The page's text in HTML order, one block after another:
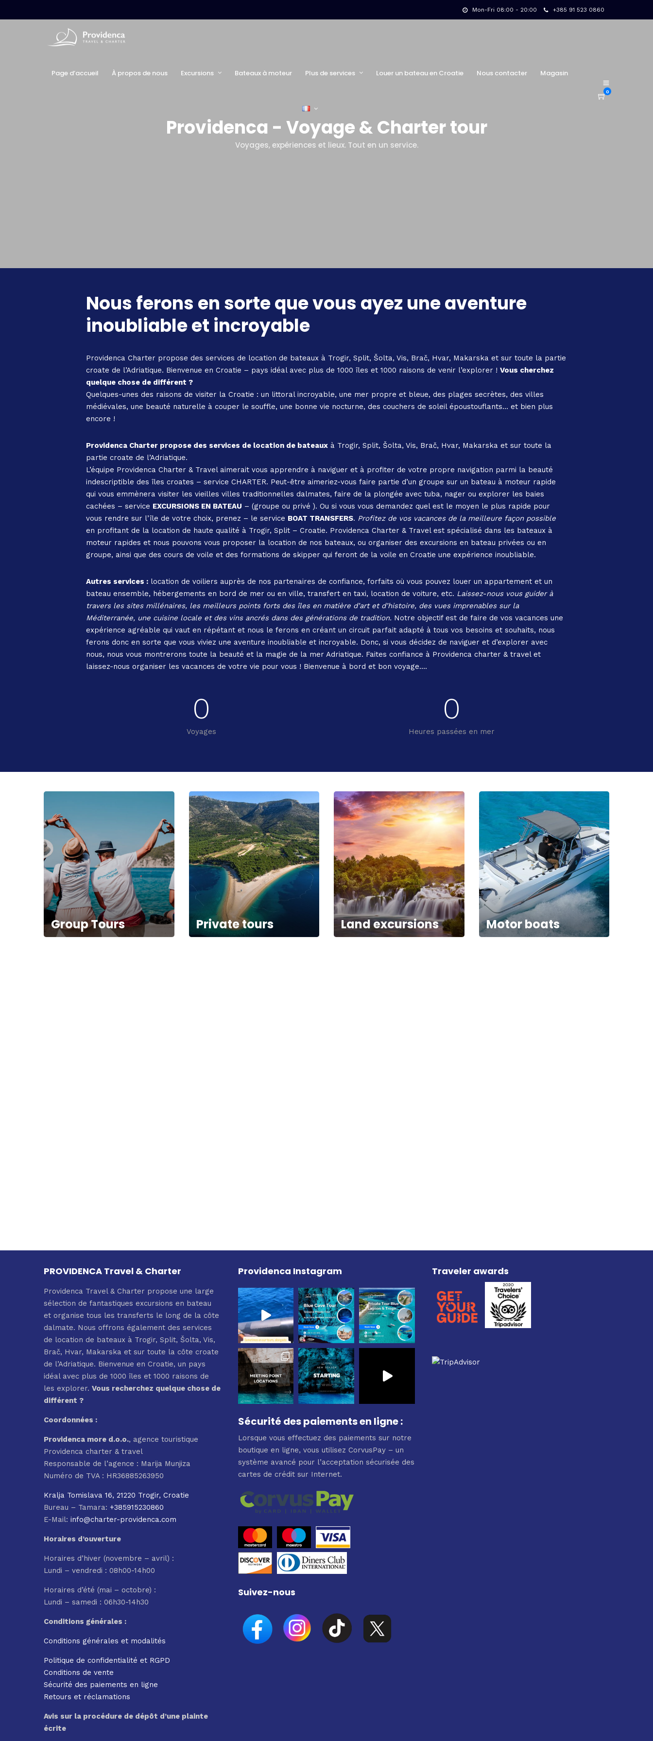
Mon-Fri 08:00 - 20:00 +385 91 523 0860
Page d’accueil À propos de nous Excursions Bateaux à moteur Plus de services Louer un bateau en Croatie Nous contacter Magasin
0
Providenca - Voyage & Charter tour
Voyages, expériences et lieux. Tout en un service.
Nous ferons en sorte que vous ayez une aventure
inoubliable et incroyable
Providenca Charter propose des services de location de bateaux à Trogir, Split, Šolta, Vis, Brač, Hvar, Makarska et sur toute la partie
croate de l’Adriatique. Bienvenue en Croatie – pays idéal avec plus de 1000 îles et 1000 raisons de venir l’explorer !Vous cherchez
quelque chose de différent ?
Quelques-unes des raisons de visiter la Croatie : un littoral incroyable, une mer propre et bleue, des plages secrètes, des villes
médiévales, une beauté naturelle à couper le souffle, une bonne vie nocturne, des couchers de soleil époustouflants… et bien plus
encore !
Providenca Charter propose des services de location de bateaux à Trogir, Split, Šolta, Vis, Brač, Hvar, Makarska et sur toute la
partie croate de l’Adriatique.
L’équipe Providenca Charter & Travel aimerait vous apprendre à naviguer et à profiter de votre propre navigation parmi la beauté
indescriptible des îles croates – service CHARTER. Peut-être aimeriez-vous faire partie d’un groupe sur un bateau à moteur rapide
qui vous emmènera visiter les vieilles villes traditionnelles dalmates, faire de la plongée avec tuba, nager ou explorer les baies
cachées – service EXCURSIONS EN BATEAU – (groupe ou privé ). Ou si vous vous demandez quel est le moyen le plus rapide pour
vous rendre sur l’île de votre choix, prenez – le service BOAT TRANSFERS. Profitez de vos vacances de la meilleure façon possible
en profitant de la location de haute qualité à Trogir, Split – Croatie. Providenca Charter & Travel est spécialisé dans les bateaux à
moteur rapides et nous pouvons vous proposer la location de nos bateaux, ou organiser des excursions en bateau privées ou en
groupe, ainsi que des cours de voile et des formations de skipper qui feront de la voile en Croatie une expérience inoubliable.
Autres services : location de voiliers auprès de nos partenaires de confiance, forfaits où vous pouvez louer un appartement et un
bateau ensemble, hébergements en bord de mer ou en ville, transfert en taxi, location de voiture, etc. Laissez-nous vous guider à
travers les sites millénaires, les meilleurs points forts des îles en matière d’art et d’histoire, des vues imprenables sur la
Méditerranée, une cuisine locale et des vins ancrés dans des générations de tradition. Notre objectif est de faire de vos vacances une
expérience agréable qui vaut en répétant et nous le ferons en créant un circuit parfait adapté à tous vos besoins et souhaits, nous
ferons donc en sorte que vous viviez une aventure inoubliable et incroyable. Donc, si vous décidez de naviguer et d’explorer avec
nous, nous vous montrerons toute la beauté et la magie de la mer Adriatique. Faites confiance à Providenca charter & travel et
laissez-nous organiser les vacances de votre vie pour vous ! Bienvenue à bord et bon voyage….
0
Voyages
0
Heures passées en mer
Group Tours Private tours Land excursions Motor boats
PROVIDENCA Travel & Charter
Providenca Travel & Charter propose une large
sélection de fantastiques excursions en bateau
et organise tous les transferts le long de la côte
dalmate. Nous offrons également des services
de location de bateaux à Trogir, Split, Šolta, Vis,
Brač, Hvar, Makarska et sur toute la côte croate
de l’Adriatique. Bienvenue en Croatie, un pays
idéal avec plus de 1000 îles et 1000 raisons de
les explorer. Vous recherchez quelque chose de
différent ?
Coordonnées :
Providenca more d.o.o., agence touristique
Providenca charter & travel
Responsable de l’agence : Marija Munjiza
Numéro de TVA : HR36885263950
Kralja Tomislava 16, 21220 Trogir, Croatie
Bureau – Tamara: +385915230860
E-Mail: info@charter-providenca.com
Horaires d’ouverture
Horaires d’hiver (novembre – avril) :
Lundi – vendredi : 08h00-14h00
Horaires d’été (mai – octobre) :
Lundi – samedi : 06h30-14h30
Conditions générales :
Conditions générales et modalités
Politique de confidentialité et RGPD
Conditions de vente
Sécurité des paiements en ligne
Retours et réclamations
Avis sur la procédure de dépôt d’une plainte
écrite
Providenca Instagram
Sécurité des paiements en ligne :
Lorsque vous effectuez des paiements sur notre
boutique en ligne, vous utilisez CorvusPay – un
système avancé pour l’acceptation sécurisée des
cartes de crédit sur Internet.
Traveler awards
Suivez-nous